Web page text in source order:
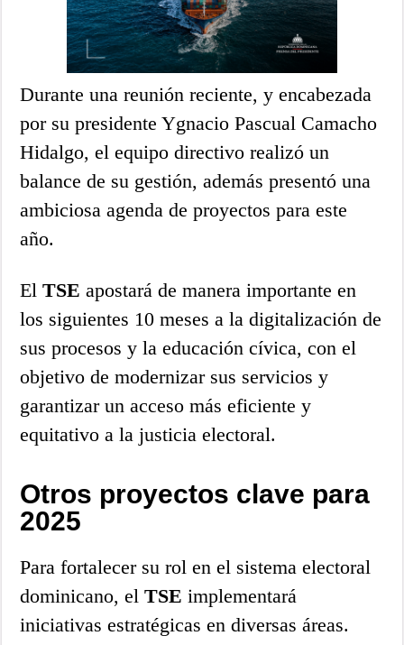
Durante una reunión reciente, y encabezada
por su presidente Ygnacio Pascual Camacho
Hidalgo, el equipo directivo realizó un
balance de su gestión, además presentó una
ambiciosa agenda de proyectos para este
año.
ElTSE apostará de manera importante en
los siguientes 10 meses a la digitalización de
sus procesos y la educación cívica, con el
objetivo de modernizar sus servicios y
garantizar un acceso más eficiente y
equitativo a la justicia electoral.
Otros proyectos clave para
2025
Para fortalecer su rol en el sistema electoral
dominicano, elTSE implementará
iniciativas estratégicas en diversas áreas.